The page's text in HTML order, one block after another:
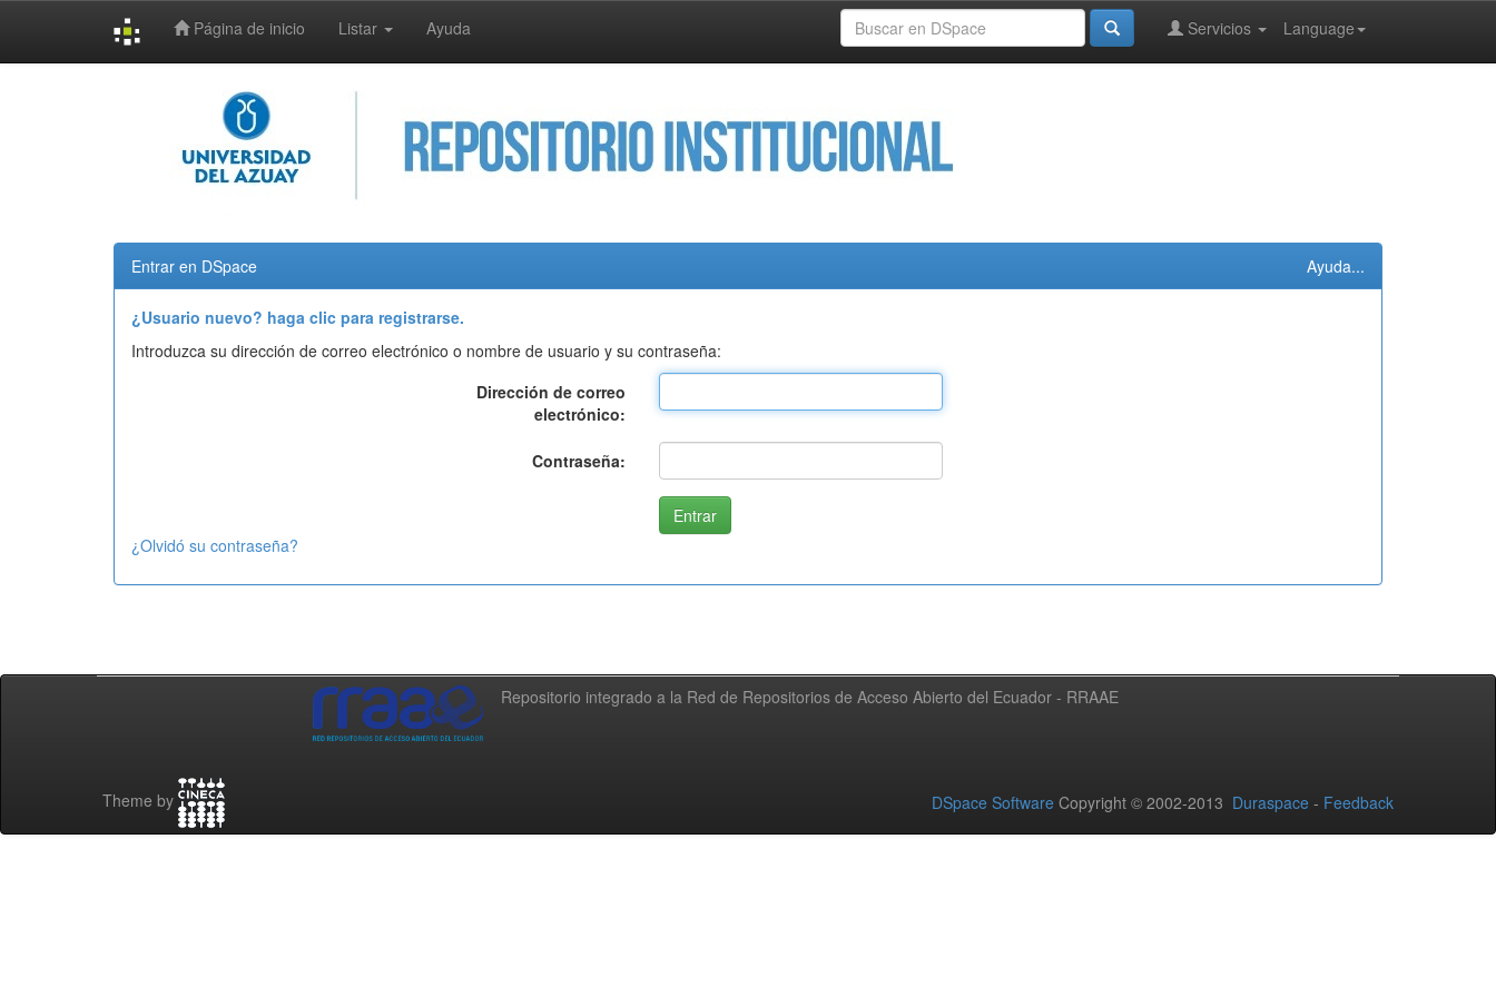
Página de inicio Listar Ayuda Language
Servicios
Entrar en DSpace Ayuda...
¿Usuario nuevo? haga clic para registrarse.
Introduzca su dirección de correo electrónico o nombre de usuario y su contraseña:
Dirección de correo
electrónico:
Contraseña:
¿Olvidó su contraseña?
Repositorio integrado a la Red de Repositorios de Acceso Abierto del Ecuador - RRAAE
Theme by DSpace Software Copyright © 2002-2013 Duraspace - Feedback